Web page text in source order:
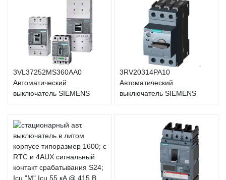
3VL37252MS360AA0
Автоматический
выключатель SIEMENS
3RV20314PA10
Автоматический
выключатель SIEMENS